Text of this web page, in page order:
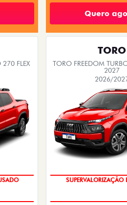
Quero
FLEX
TORO
TORO FREEDOM
2027
2026/